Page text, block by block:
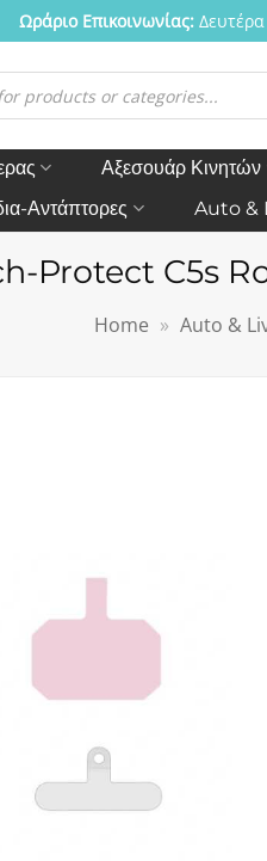
Ωράριο Eπικοινωνίας:
Αξεσουάρ Κινητών
Αντάπτορες
Auto &
Protect C5s
Home » Auto &